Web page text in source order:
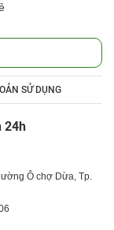
SỬ DỤNG
24h
Ô chợ Dừa, Tp.